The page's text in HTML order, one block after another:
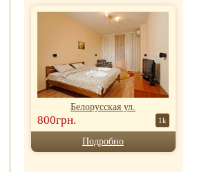
Белорусская ул.
800грн. 1k
Подробно